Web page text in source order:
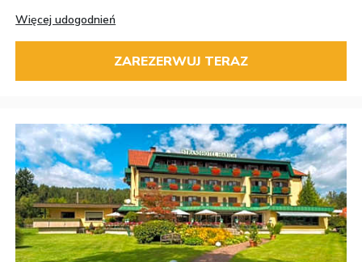
Więcej udogodnień
ZAREZERWUJ TERAZ